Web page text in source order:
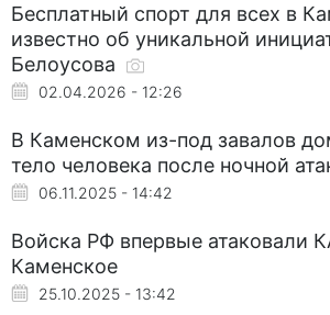
Бесплатный спорт для всех в
известно об уникальной
Белоусова
02.04.2026 - 12:26
В Каменском из-под завалов
тело человека после ночной
06.11.2025 - 14:42
Войска РФ впервые атаковали
Каменское
25.10.2025 - 13:42